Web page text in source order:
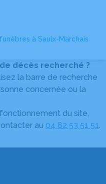
à Saulx-Marchais
décès recherché ?
la barre de recherche
concernée ou la
du site,
au 04 82 53 51 51.